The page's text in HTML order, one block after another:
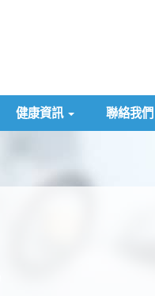
健康資訊 聯絡我們